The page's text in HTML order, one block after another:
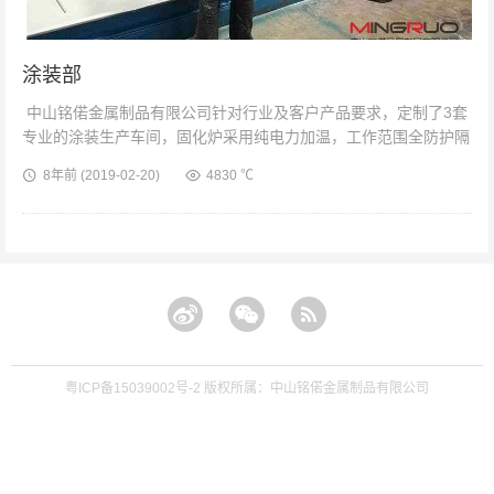
涂装部
中山铭偌金属制品有限公司针对行业及客户产品要求，定制了3套
专业的涂装生产车间，固化炉采用纯电力加温，工作范围全防护隔
8年前 (2019-02-20) 4830 ℃
粤ICP备15039002号-2 版权所属：中山铭偌金属制品有限公司